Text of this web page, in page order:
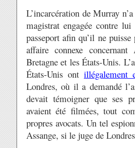
L’incarcération de Murray
magistrat engagée contre
passeport afin qu’il ne
affaire connexe
Bretagne et les États-Unis.
États-Unis ontillégalement
Londres, où il a demandé
devait témoigner que ses
avaient été filmées, tout
propres avocats. Un tel
Assange, si le juge de